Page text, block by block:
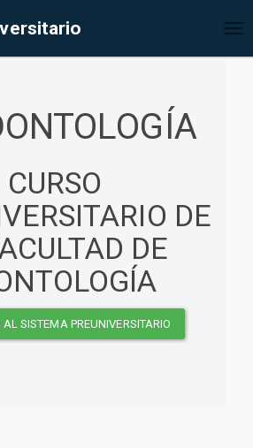
CURSO
DE
DE
SISTEMA PREUNIVERSITARIO